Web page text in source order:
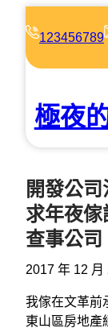
123456789
極夜
開發公
求年夜
查事公
2017 年 12 月
我傢在文革前
東山區房地產